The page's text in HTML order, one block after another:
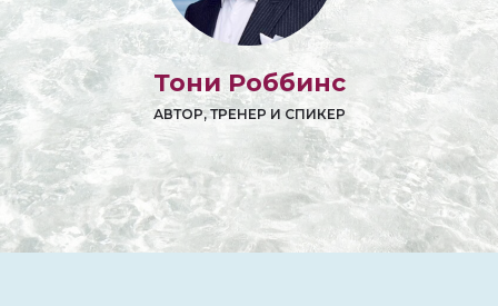
Тони Роббинс
АВТОР, ТРЕНЕР И СПИКЕР